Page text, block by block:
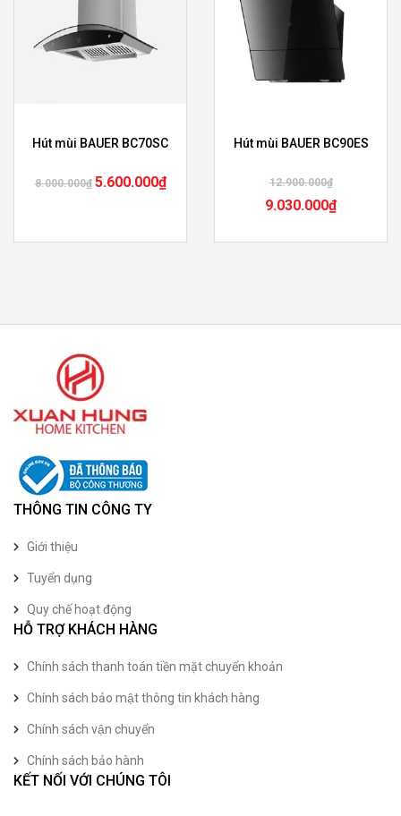
Hút mùi BAUER BC70SC
8.000.000₫ 5.600.000₫
Hút mùi BAUER BC90ES
12.900.000₫
9.030.000₫
THÔNG TIN CÔNG TY
Giới thiệu
Tuyển dụng
Quy chế hoạt động
HỖ TRỢ KHÁCH HÀNG
Chính sách thanh toán tiền mặt chuyển khoản
Chính sách bảo mật thông tin khách hàng
Chính sách vận chuyển
Chính sách bảo hành
KẾT NỐI VỚI CHÚNG TÔI